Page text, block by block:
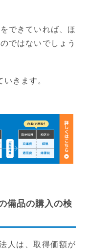
できていれば、ほ
ではないでしょう
きます。
備品の購入の検
人は、取得価額が